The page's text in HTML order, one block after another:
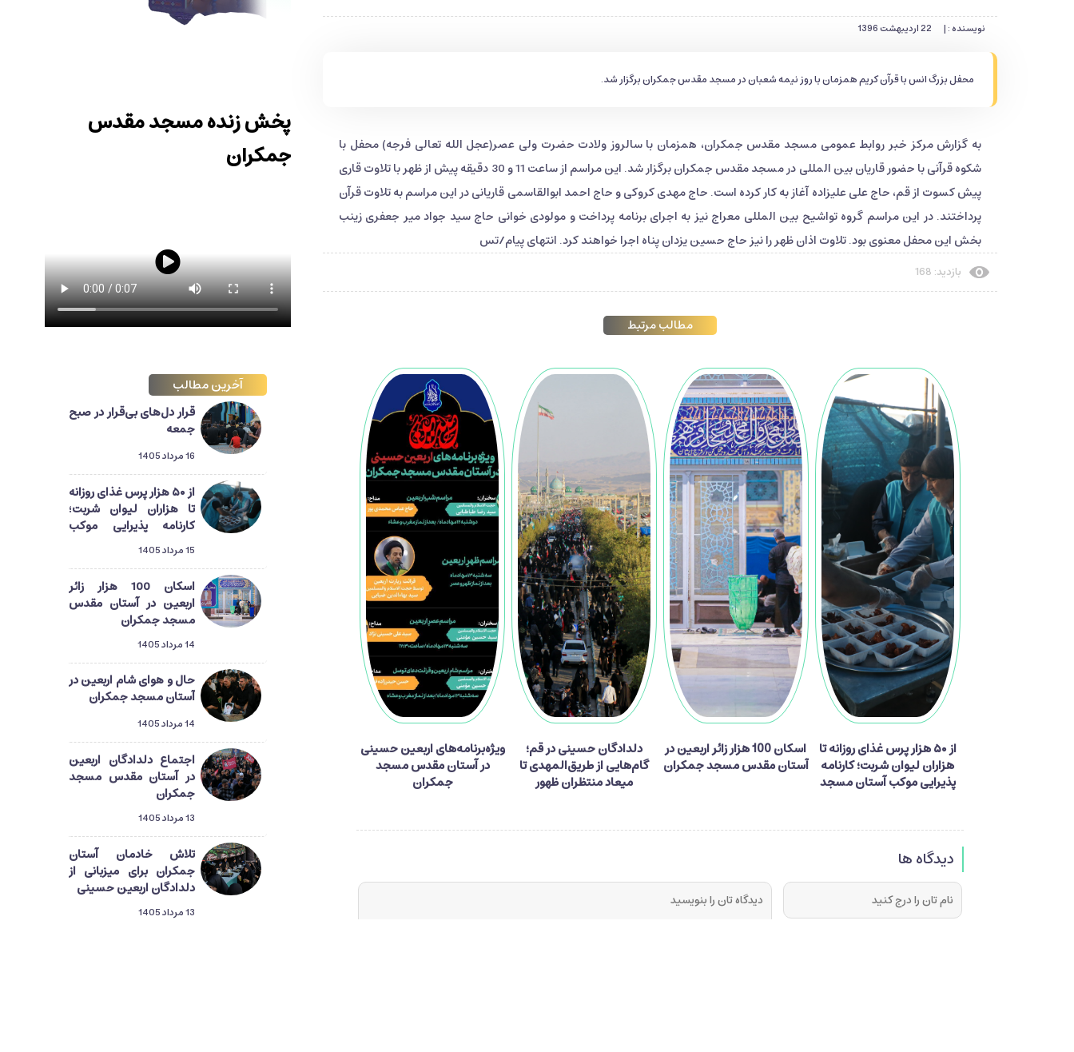
نویسنده : | 22 اردیبهشت 1396
محفل بزرگ انس با قرآن کریم همزمان با روز نیمه شعبان در مسجد مقدس جمکران برگزار شد.
به گزارش مرکز خبر روابط عمومی مسجد مقدس جمکران، همزمان با سالروز ولادت حضرت ولی عصر(عجل الله تعالی فرجه) محفل با
شکوه قرآنی با حضور قاریان بین المللی در مسجد مقدس جمکران برگزار شد. این مراسم از ساعت 11 و 30 دقیقه پیش از ظهر با تلاوت قاری
پیش کسوت از قم، حاج علی علیزاده آغاز به کار کرده است. حاج مهدی کروکی و حاج احمد ابوالقاسمی قاریانی در این مراسم به تلاوت قرآن
پرداختند. در این مراسم گروه تواشیح بین المللی معراج نیز به اجرای برنامه پرداخت و مولودی خوانی حاج سید جواد میر جعفری زینب
بخش این محفل معنوی بود. تلاوت اذان ظهر را نیز حاج حسین یزدان پناه اجرا خواهند کرد. انتهای پیام/تس
بازدید: 168
مطالب مرتبط
از ۵۰ هزار پرس غذای روزانه تا
هزاران لیوان شربت؛ کارنامه
پذیرایی موکب آستان مسجد
اسکان 100 هزار زائر اربعین در
آستان مقدس مسجد جمکران
دلدادگان حسینی در قم؛
گام‌هایی از طریق‌المهدی تا
میعاد منتظران ظهور
ویژه‌برنامه‌های اربعین حسینی
در آستان مقدس مسجد
جمکران
دیدگاه ها
پخش زنده مسجد مقدس
جمکران
آخرین مطالب
قرار دل‌های بی‌قرار در صبح
جمعه
16 مرداد 1405
از ۵۰ هزار پرس غذای روزانه
تا هزاران لیوان شربت؛
کارنامه پذیرایی موکب
آستان مسجد جمکران از
زائران اربعین
15 مرداد 1405
اسکان 100 هزار زائر
اربعین در آستان مقدس
مسجد جمکران
14 مرداد 1405
حال و هوای شام اربعین در
آستان مسجد جمکران
14 مرداد 1405
اجتماع دلدادگان اربعین
در آستان مقدس مسجد
جمکران
13 مرداد 1405
تلاش خادمان آستان
جمکران برای میزبانی از
دلدادگان اربعین حسینی
13 مرداد 1405